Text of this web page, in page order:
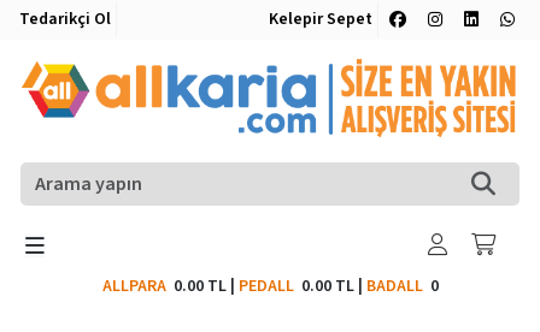
Tedarikçi Ol Kelepir Sepet
ALLPARA 0.00 TL| PEDALL 0.00 TL| BADALL0